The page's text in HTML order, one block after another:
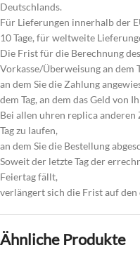
Deutschlands.
Für Lieferungen innerhalb der
10 Tage, für weltweite
Die Frist für die Berechnung
Vorkasse/Überweisung an dem
an dem Sie die Zahlung
dem Tag, an dem das Geld von
Bei allen uhren replica
Tag zu laufen,
an dem Sie die Bestellung
Soweit der letzte Tag der
Feiertag fällt,
verlängert sich die Frist auf
Ähnliche Produkte